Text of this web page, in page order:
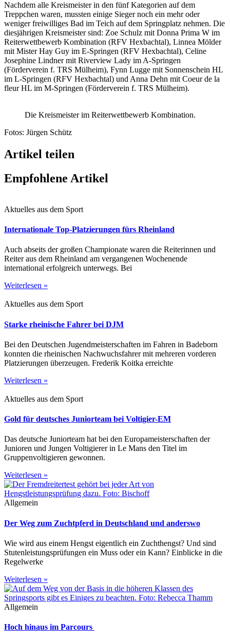
Nachdem alle Kreismeister in den fünf Kategorien auf dem
Treppchen waren, mussten einige Sieger noch ein mehr oder
weniger freiwilliges Bad im Teich auf dem Springplatz nehmen. Die
diesjährigen Kreismeister sind: Zoe Schulz mit Donna Prima W im
Reiterwettbewerb Kombination (RFV Hexbachtal), Linnea Mölder
mit Mister Hay Guy im E-Springen (RFV Hexbachtal), Celine
Josephine Lindner mit Riverview Lady im A-Springen
(Förderverein f. TRS Mülheim), Fynn Lugge mit Sonnenschein HL
im L-Springen (RFV Hexbachtal) und Anna Dehn mit Coeur de la
fleur HL im M-Springen (Förderverein f. TRS Mülheim).
Die Kreismeister im Reiterwettbewerb Kombination.
Fotos: Jürgen Schütz
Artikel teilen
Empfohlene Artikel
Aktuelles aus dem Sport
Internationale Top-Platzierungen fürs Rheinland
Auch abseits der großen Championate waren die Reiterinnen und
Reiter aus dem Rheinland am vergangenen Wochenende
international erfolgreich unterwegs. Bei
Weiterlesen »
Aktuelles aus dem Sport
Starke rheinische Fahrer bei DJM
Bei den Deutschen Jugendmeisterschaften im Fahren in Badeborn
konnten die rheinischen Nachwuchsfahrer mit mehreren vorderen
Platzierungen überzeugen. Frederik Koitka erreichte
Weiterlesen »
Aktuelles aus dem Sport
Gold für deutsches Juniorteam bei Voltigier-EM
Das deutsche Juniorteam hat bei den Europameisterschaften der
Junioren und Jungen Voltigierer in Le Mans den Titel im
Gruppenvoltigieren gewonnen.
Weiterlesen »
Allgemein
Der Weg zum Zuchtpferd in Deutschland und anderswo
Wie wird aus einem Hengst eigentlich ein Zuchthengst? Und sind
Stutenleistungsprüfungen ein Muss oder ein Kann? Einblicke in die
Regelwerke
Weiterlesen »
Allgemein
Hoch hinaus im Parcours